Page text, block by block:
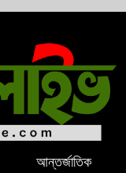
তাহের
মাশরাফি ও দুর্জয়কেও
তামিম
হারাচ্ছি: সংসদে
আন্তর্জাতিক